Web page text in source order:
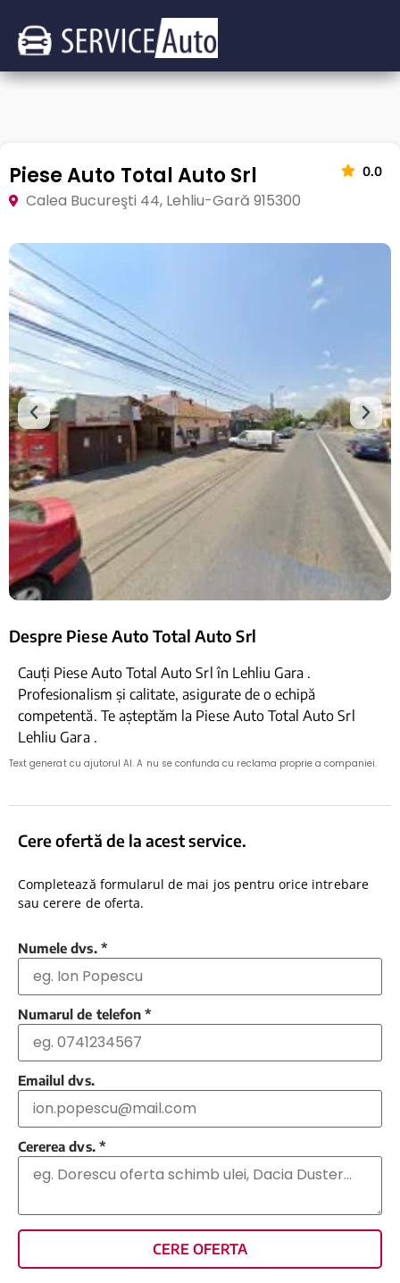
Piese Auto Total Auto Srl 0.0
Calea Bucureşti 44, Lehliu-Gară 915300
Despre Piese Auto Total Auto Srl
Cauți Piese Auto Total Auto Srl în Lehliu Gara .
Profesionalism și calitate, asigurate de o echipă
competentă. Te așteptăm la Piese Auto Total Auto Srl
Lehliu Gara .
Text generat cu ajutorul AI. A nu se confunda cu reclama proprie a companiei.
Cere ofertă de la acest service.
Completează formularul de mai jos pentru orice intrebare
sau cerere de oferta.
Numele dvs. *
Numarul de telefon *
Emailul dvs.
Cererea dvs. *
CERE OFERTA